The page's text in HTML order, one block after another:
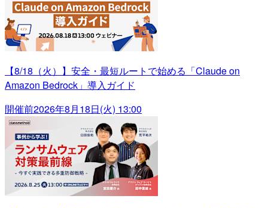
【8/18（火）】安全・最短ルートで始める「Claude on
Amazon Bedrock」導入ガイド
開催前2026年8月18日(火) 13:00